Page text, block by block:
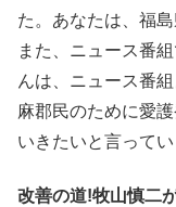
た。あなたは、福
また、ニュース番
んは、ニュース番
麻郡民のために愛
いきたいと言ってい
改善の道!牧山慎二